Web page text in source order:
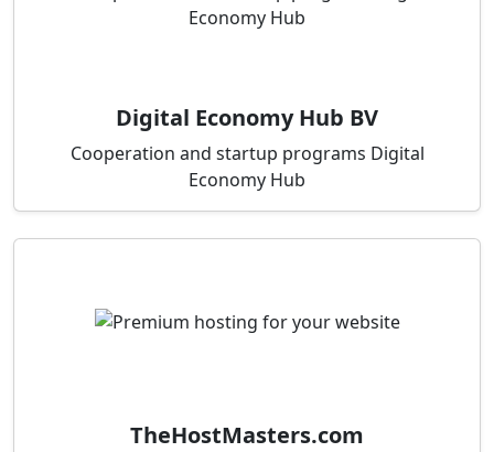
Digital Economy Hub BV
Cooperation and startup programs Digital
Economy Hub
TheHostMasters.com